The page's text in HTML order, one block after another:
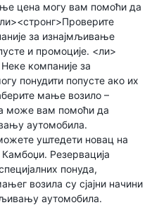
цена могу вам помоћи да
за изнајмљивање
и промоције. <ли>
компаније за
понудити попусте ако их
мање возило –
може вам помоћи да
аутомобила.
уштедети новац на
Резервација
понуда,
возила су сјајни начини
аутомобила.